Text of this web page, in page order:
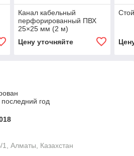
Канал кабельный
перфорированный ПВХ
25×25 мм (2 м)
Цену уточняйте
год
Алматы, Казахстан